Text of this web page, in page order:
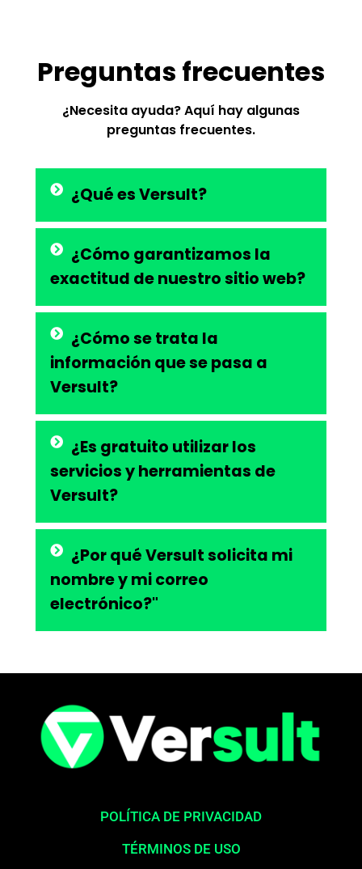
Preguntas frecuentes
¿Necesita ayuda? Aquí hay algunas
preguntas frecuentes.
¿Qué es Versult?
¿Cómo garantizamos la
exactitud de nuestro sitio web?
¿Cómo se trata la
información que se pasa a
Versult?
¿Es gratuito utilizar los
servicios y herramientas de
Versult?
¿Por qué Versult solicita mi
nombre y mi correo
electrónico?"
POLÍTICA DE PRIVACIDAD
TÉRMINOS DE USO